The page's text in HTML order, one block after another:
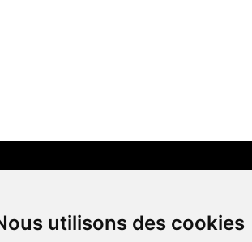
utilisons des cookies
LIENS